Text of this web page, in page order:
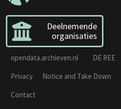
Deelnemende
organisaties
opendata.archieven.nl DE REE
Privacy
Notice and Take Down
Contact